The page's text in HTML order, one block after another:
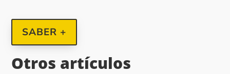
SABER +
Otros artículos